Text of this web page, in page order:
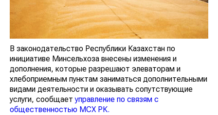
В законодательство Республики Казахстан по
инициативе Минсельхоза внесены изменения и
дополнения, которые разрешают элеваторам и
хлебоприемным пунктам заниматься дополнительными
видами деятельности и оказывать сопутствующие
услуги, сообщаетуправление по связям с
общественностью МСХ РК.